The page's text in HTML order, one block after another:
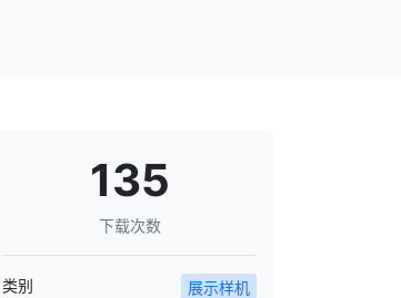
135
下载次数
类别
展示样机